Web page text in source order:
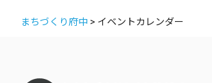
まちづくり府中 > イベントカレンダー